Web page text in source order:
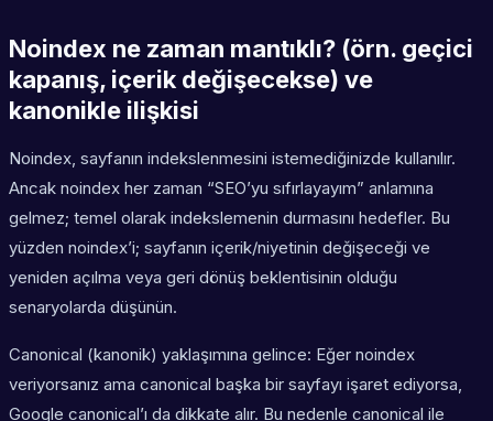
Noindex ne zaman mantıklı? (örn. geçici
kapanış, içerik değişecekse) ve
kanonikle ilişkisi
Noindex, sayfanın indekslenmesini istemediğinizde kullanılır.
Ancak noindex her zaman “SEO’yu sıfırlayayım” anlamına
gelmez; temel olarak indekslemenin durmasını hedefler. Bu
yüzden noindex’i; sayfanın içerik/niyetinin değişeceği ve
yeniden açılma veya geri dönüş beklentisinin olduğu
senaryolarda düşünün.
Canonical (kanonik) yaklaşımına gelince: Eğer noindex
veriyorsanız ama canonical başka bir sayfayı işaret ediyorsa,
Google canonical’ı da dikkate alır. Bu nedenle canonical ile